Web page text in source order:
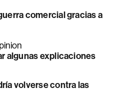
comercial gracias a
algunas explicaciones
volverse contra las